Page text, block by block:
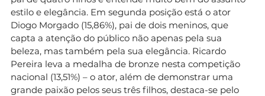
estilo e elegância. Em segunda posição está o ator
Diogo Morgado (15,86%), pai de dois meninos, que
capta a atenção do público não apenas pela sua
beleza, mas também pela sua elegância. Ricardo
Pereira leva a medalha de bronze nesta competição
nacional (13,51%) – o ator, além de demonstrar uma
grande paixão pelos seus três filhos, destaca-se pelo